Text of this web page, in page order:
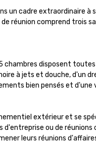
un cadre extraordinaire
réunion comprend trois
chambres disposent
à jets et douche, d'un
bien pensés et d'une
extérieur et se
ou de
leurs réunions